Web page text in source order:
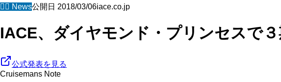
🧜‍♀️ News公開日 2018/03/06iace.co.jp
IACE、ダイヤモンド・プリンセスで
公式発表を見る
Cruisemans Note